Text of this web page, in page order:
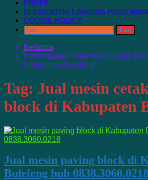
PROFIL
ELEMENTOR LANDING PAGE
COOKIE POLICY
Cari
untuk:
Beranda
Posts tagged “Jual mesin cetak
Kabupaten Buleleng”
Tag: Jual mesin
block di Kabupaten
Jual mesin paving block di
Buleleng hub 0838.3060.0218